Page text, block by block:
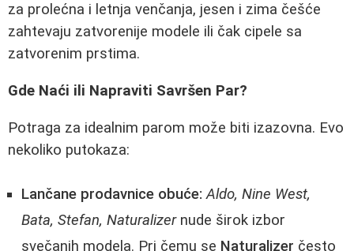
za prolećna i letnja venčanja, jesen i zima češće
zahtevaju zatvorenije modele ili čak cipele sa
zatvorenim prstima.
Gde Naći ili Napraviti Savršen Par?
Potraga za idealnim parom može biti izazovna. Evo
nekoliko putokaza:
Lančane prodavnice obuće: Aldo, Nine West,
Bata, Stefan, Naturalizernude širok izbor
svečanih modela. Pri čemu se Naturalizer često